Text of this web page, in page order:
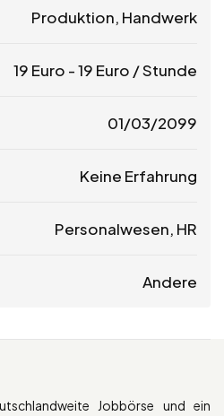
Produktion, Handwerk
19 Euro -19 Euro / Stunde
01/03/2099
Keine Erfahrung
Personalwesen, HR
Andere
Jobbörse und ein